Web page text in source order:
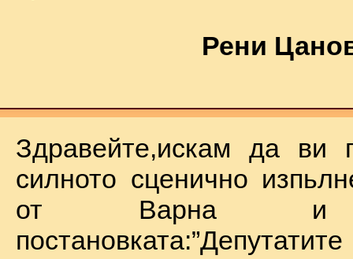
Рени
Здравейте,искам да ви
силното сценично
от Варна и